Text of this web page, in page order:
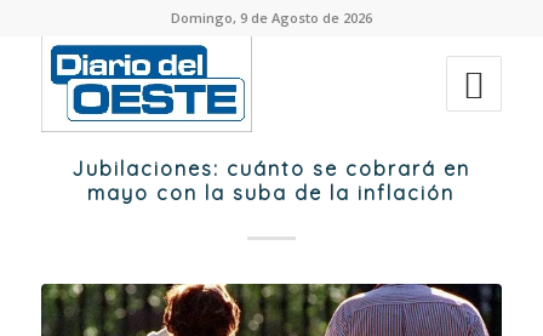
Domingo, 9 de Agosto de 2026
Jubilaciones: cuánto se cobrará en
mayo con la suba de la inflación